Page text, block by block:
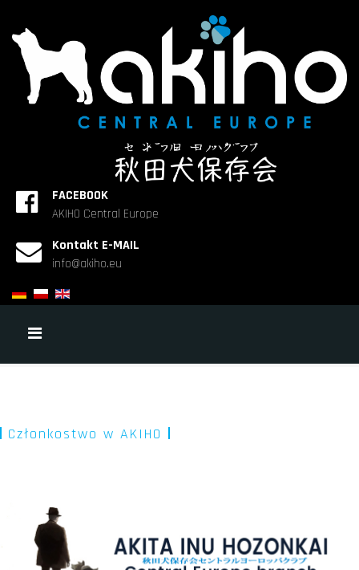
FACEBOOK
AKIHO Central Europe
Kontakt E-MAIL
info@akiho.eu
Członkostwo w AKIHO